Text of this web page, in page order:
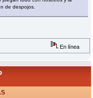
de despojos.
En línea